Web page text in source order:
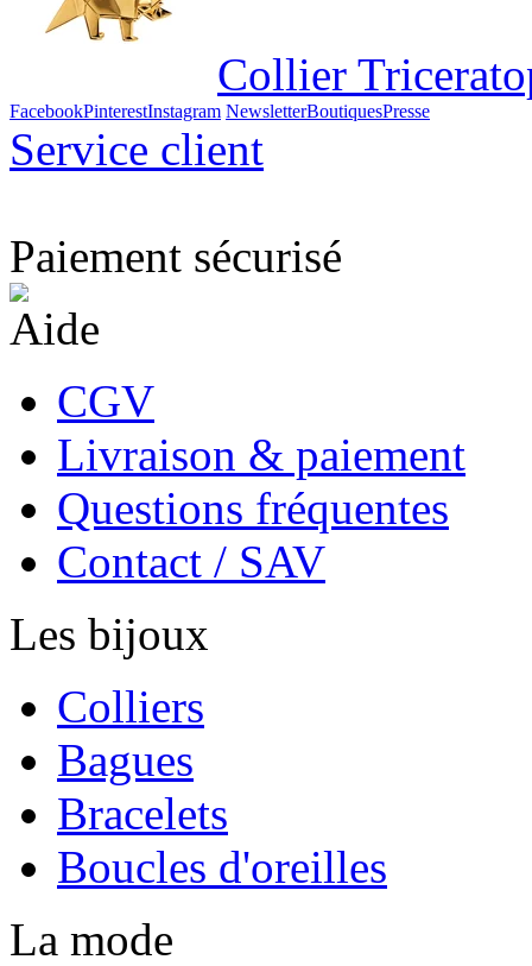
Collier
FacebookPinterestInstagram NewsletterBoutiquesPresse
Service client
Paiement sécurisé
Aide
CGV
Livraison & paiement
Questions fréquentes
Contact / SAV
Les bijoux
Colliers
Bagues
Bracelets
Boucles d'oreilles
La mode